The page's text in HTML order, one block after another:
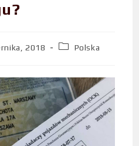
2018 Polska